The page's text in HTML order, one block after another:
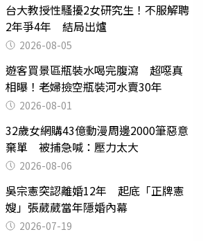
台大教授性騷擾2女研究生！不服解聘
2年爭4年 結局出爐
2026-08-05
遊客買景區瓶裝水喝完腹瀉 超噁真
相曝！老婦撿空瓶裝河水賣30年
2026-08-01
32歲女網購43億動漫周邊2000筆惡意
棄單 被捕急喊：壓力太大
2026-08-06
吳宗憲突認離婚12年 起底「正牌憲
嫂」張葳葳當年隱婚內幕
2026-07-19